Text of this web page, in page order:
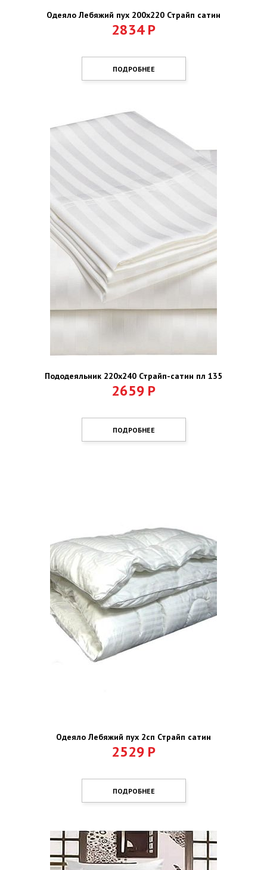
Одеяло Лебяжий пух 200х220 Страйп сатин
2834Р
ПОДРОБНЕЕ
Пододеяльник 220х240 Страйп-сатин пл 135
2659 Р
ПОДРОБНЕЕ
Одеяло Лебяжий пух 2сп Страйп сатин
2529 Р
ПОДРОБНЕЕ